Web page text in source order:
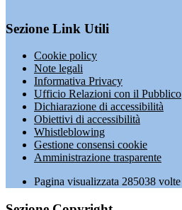
Sezione Link Utili
Cookie policy
Note legali
Informativa Privacy
Ufficio Relazioni con il Pubblico
Dichiarazione di accessibilità
Obiettivi di accessibilità
Whistleblowing
Gestione consensi cookie
Amministrazione trasparente
Pagina visualizzata 285038 volte